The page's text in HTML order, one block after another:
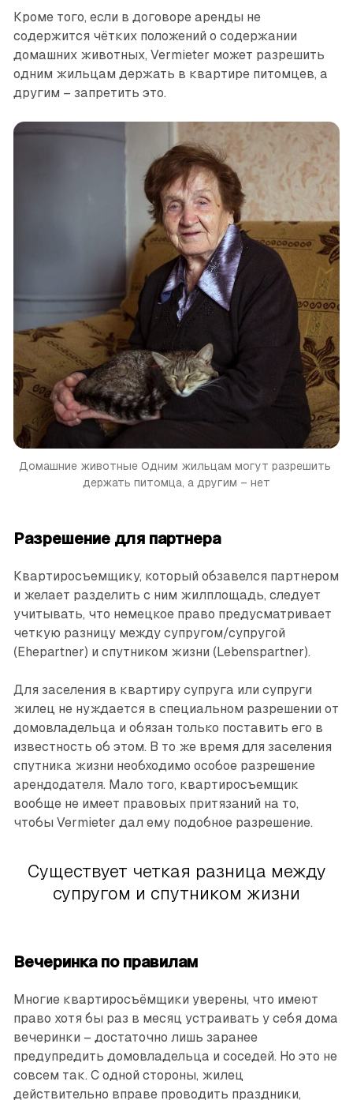
Кроме того, если в договоре аренды не
содержится чётких положений о содержании
домашних животных, Vermieter может разрешить
одним жильцам держать в квартире питомцев, а
другим – запретить это.
Домашние животные Одним жильцам могут разрешить
держать питомца, а другим – нет
Разрешение для партнера
Квартиросъемщику, который обзавелся партнером
и желает разделить с ним жилплощадь, следует
учитывать, что немецкое право предусматривает
четкую разницу между супругом/супругой
(Ehepartner) и спутником жизни (Lebenspartner).
Для заселения в квартиру супруга или супруги
жилец не нуждается в специальном разрешении от
домовладельца и обязан только поставить его в
известность об этом. В то же время для заселения
спутника жизни необходимо особое разрешение
арендодателя. Мало того, квартиросъемщик
вообще не имеет правовых притязаний на то,
чтобы Vermieter дал ему подобное разрешение.
Существует четкая разница между
супругом и спутником ­жизни
Вечеринка по правилам
Многие квартиросъёмщики уверены, что имеют
право хотя бы раз в месяц устраивать у себя дома
вечеринки – достаточно лишь заранее
предупредить домовладельца и соседей. Но это не
совсем так. С одной стороны, жилец
действительно ­вправе проводить праздники,